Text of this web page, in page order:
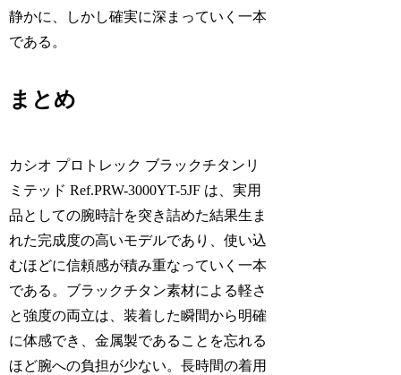
静かに、しかし確実に深まっていく一本
である。
まとめ
カシオ プロトレック ブラックチタンリ
ミテッド Ref.PRW-3000YT-5JF は、実用
品としての腕時計を突き詰めた結果生ま
れた完成度の高いモデルであり、使い込
むほどに信頼感が積み重なっていく一本
である。ブラックチタン素材による軽さ
と強度の両立は、装着した瞬間から明確
に体感でき、金属製であることを忘れる
ほど腕への負担が少ない。長時間の着用